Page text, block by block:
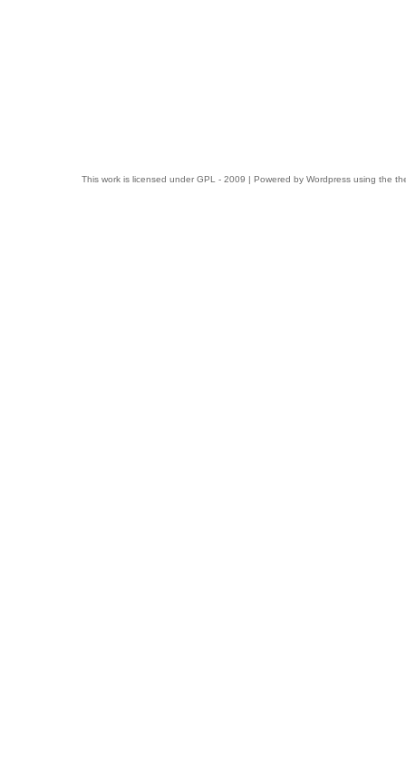
This work is licensed under GPL - 2009 | Powered by Wordpress using the